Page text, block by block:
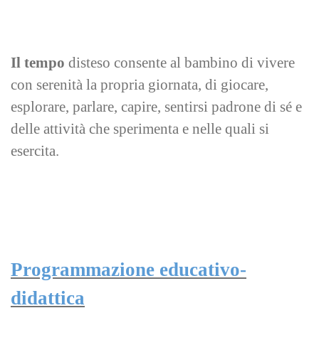
Il tempo disteso consente al bambino di vivere
con serenità la propria giornata, di giocare,
esplorare, parlare, capire, sentirsi padrone di sé e
delle attività che sperimenta e nelle quali si
esercita.
Programmazione educativo-
didattica